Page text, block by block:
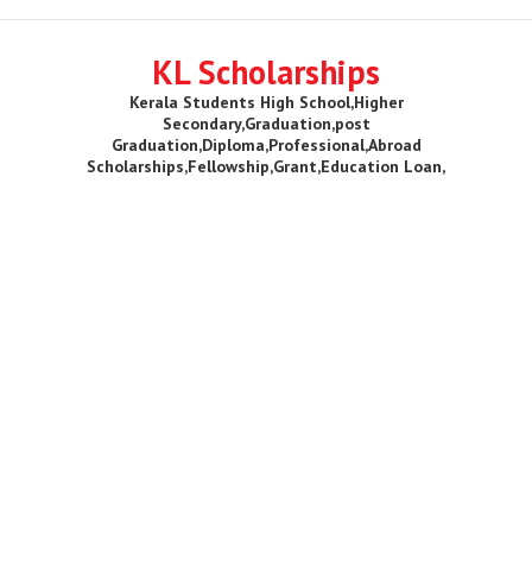
KL Scholarships
Kerala Students High School,Higher
Secondary,Graduation,post
Graduation,Diploma,Professional,Abroad
Scholarships,Fellowship,Grant,Education Loan,